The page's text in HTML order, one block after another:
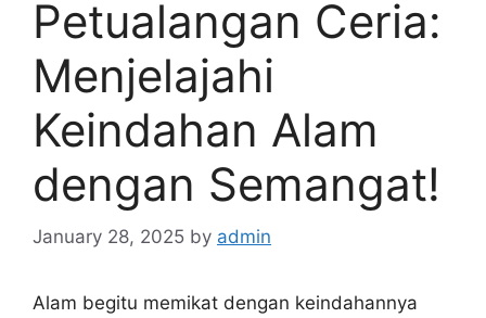
Petualangan Ceria:
Menjelajahi
Keindahan Alam
dengan Semangat!
January 28, 2025 by admin
Alam begitu memikat dengan keindahannya